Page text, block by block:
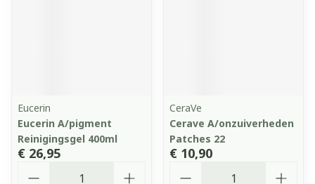
Eucerin
Eucerin A/pigment
Reinigingsgel 400ml
€ 26,95
CeraVe
Cerave A/onzuiverheden
Patches 22
€ 10,90